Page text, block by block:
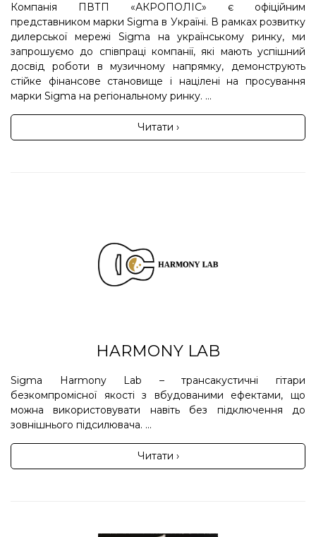
Компанія ПВТП «АКРОПОЛІС» є офіційним
представником марки Sigma в Україні. В рамках розвитку
дилерської мережі Sigma на українському ринку, ми
запрошуємо до співпраці компанії, які мають успішний
досвід роботи в музичному напрямку, демонструють
стійке фінансове становище і націлені на просування
марки Sigma на регіональному ринку. ...
Читати ›
HARMONY LAB
Sigma Harmony Lab – трансакустичні гітари
безкомпромісної якості з вбудованими ефектами, що
можна використовувати навіть без підключення до
зовнішнього підсилювача. ...
Читати ›